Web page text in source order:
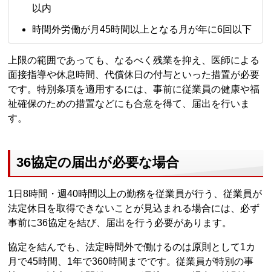
以内
時間外労働が月45時間以上となる月が年に6回以下
上限の範囲であっても、なるべく残業を抑え、医師による
面接指導や休息時間、代償休日の付与といった措置が必要
です。特別条項を適用するには、事前に従業員の健康や福
祉確保のための措置などにも合意を得て、届出を行いま
す。
36協定の届出が必要な場合
1日8時間・週40時間以上の勤務を従業員が行う、従業員が
法定休日を取得できないことが見込まれる場合には、必ず
事前に36協定を結び、届出を行う必要があります。
協定を結んでも、法定時間外で働けるのは原則として1カ
月で45時間、1年で360時間までです。従業員が特別の事